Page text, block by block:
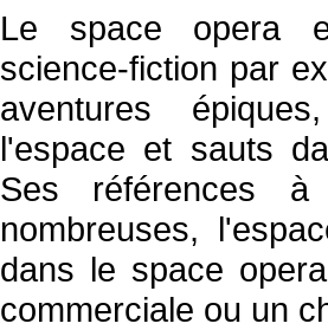
Le space opera
science-fiction par
aventures
l'espace et sauts
Ses références
nombreuses,
dans le space
commerciale ou un